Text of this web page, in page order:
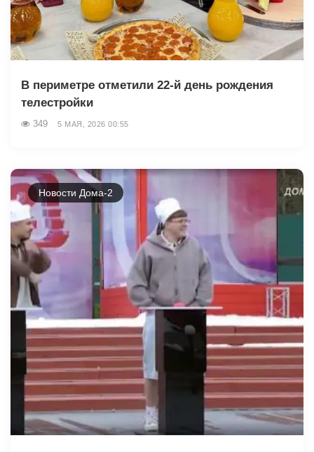
В периметре отметили 22-й день рождения
телестройки
349 5 МАЯ, 2026 00:55
Новости Дома-2